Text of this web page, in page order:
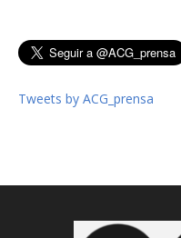
Tweets by ACG_prensa